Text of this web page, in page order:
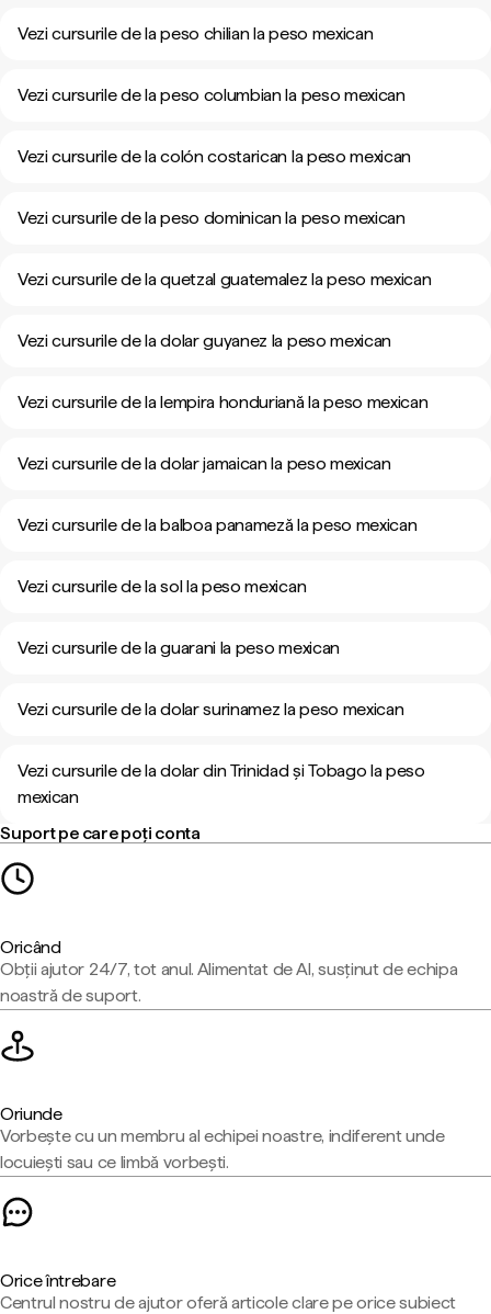
Vezi cursurile de la peso chilian la peso mexican
Vezi cursurile de la peso columbian la peso mexican
Vezi cursurile de la colón costarican la peso mexican
Vezi cursurile de la peso dominican la peso mexican
Vezi cursurile de la quetzal guatemalez la peso mexican
Vezi cursurile de la dolar guyanez la peso mexican
Vezi cursurile de la lempira honduriană la peso mexican
Vezi cursurile de la dolar jamaican la peso mexican
Vezi cursurile de la balboa panameză la peso mexican
Vezi cursurile de la sol la peso mexican
Vezi cursurile de la guarani la peso mexican
Vezi cursurile de la dolar surinamez la peso mexican
Vezi cursurile de la dolar din Trinidad și Tobago la peso
mexican
Suport pe care poți conta
Oricând
Obții ajutor 24/7, tot anul. Alimentat de AI, susținut de echipa
noastră de suport.
Oriunde
Vorbește cu un membru al echipei noastre, indiferent unde
locuiești sau ce limbă vorbești.
Orice întrebare
Centrul nostru de ajutor oferă articole clare pe orice subiect